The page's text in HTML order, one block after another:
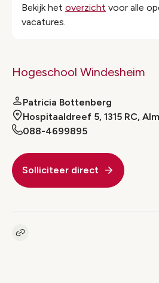
Bekijk het overzicht voor alle
vacatures.
Hogeschool Windesheim
Patricia Bottenberg
Hospitaaldreef 5, 1315 RC,
088-4699895
Solliciteer direct
Kopieer link naar vacature